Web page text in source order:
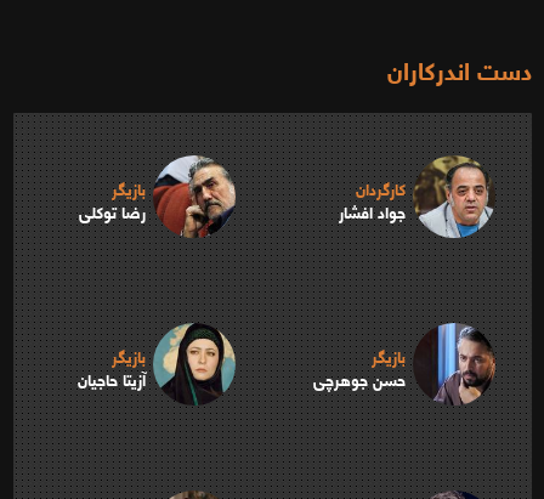
دست اندرکاران
کارگردان
جواد افشار
بازیگر
رضا توکلی
بازیگر
حسن جوهرچی
بازیگر
آزیتا حاجیان